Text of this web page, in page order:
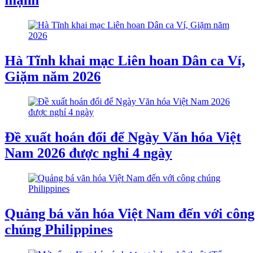
Hà Tĩnh khai mạc Liên hoan Dân ca Ví,
Giặm năm 2026
Đề xuất hoán đổi để Ngày Văn hóa Việt
Nam 2026 được nghỉ 4 ngày
Quảng bá văn hóa Việt Nam đến với công
chúng Philippines